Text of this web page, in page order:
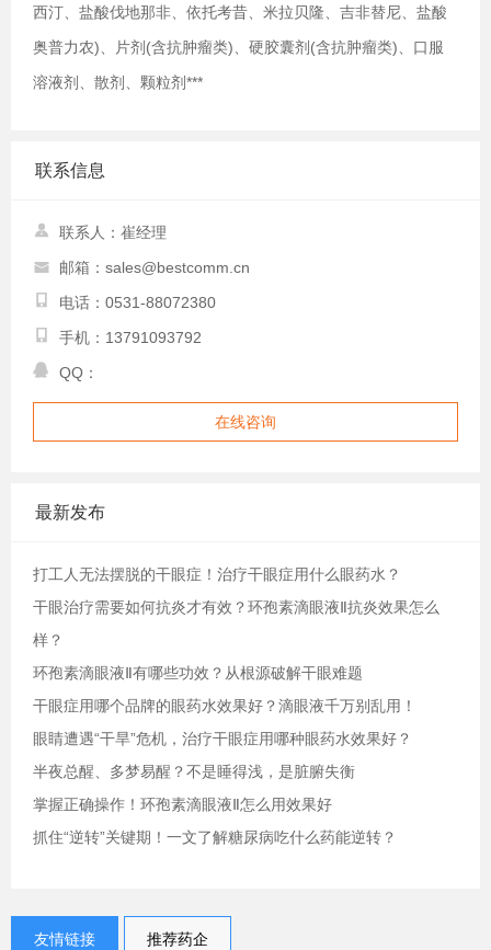
西汀、盐酸伐地那非、依托考昔、米拉贝隆、吉非替尼、盐酸
奥普力农)、片剂(含抗肿瘤类)、硬胶囊剂(含抗肿瘤类)、口服
溶液剂、散剂、颗粒剂***
联系信息
联系人：崔经理
邮箱：sales@bestcomm.cn
电话：0531-88072380
手机：13791093792
QQ：
在线咨询
最新发布
打工人无法摆脱的干眼症！治疗干眼症用什么眼药水？
干眼治疗需要如何抗炎才有效？环孢素滴眼液Ⅱ抗炎效果怎么
样？
环孢素滴眼液Ⅱ有哪些功效？从根源破解干眼难题
干眼症用哪个品牌的眼药水效果好？滴眼液千万别乱用！
眼睛遭遇“干旱”危机，治疗干眼症用哪种眼药水效果好？
半夜总醒、多梦易醒？不是睡得浅，是脏腑失衡
掌握正确操作！环孢素滴眼液Ⅱ怎么用效果好
抓住“逆转”关键期！一文了解糖尿病吃什么药能逆转？
友情链接 推荐药企